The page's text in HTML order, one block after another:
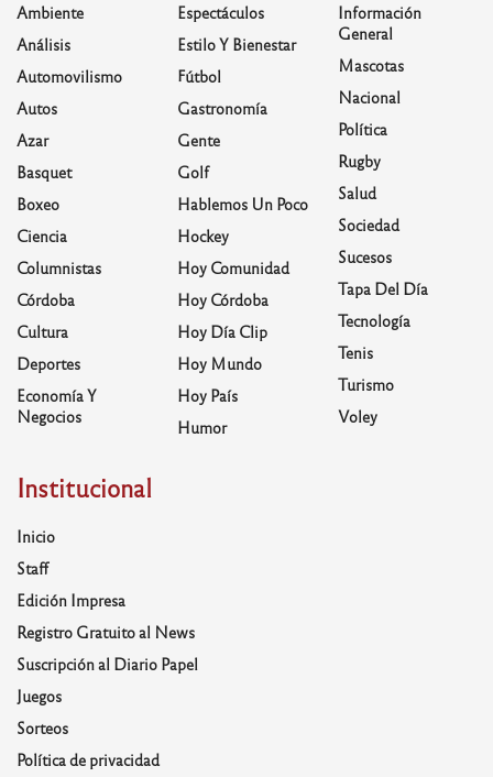
Ambiente
Análisis
Automovilismo
Autos
Azar
Basquet
Boxeo
Ciencia
Columnistas
Córdoba
Cultura
Deportes
Economía Y
Negocios
Espectáculos
Estilo Y Bienestar
Fútbol
Gastronomía
Gente
Golf
Hablemos Un Poco
Hockey
Hoy Comunidad
Hoy Córdoba
Hoy Día Clip
Hoy Mundo
Hoy País
Humor
Información
General
Mascotas
Nacional
Política
Rugby
Salud
Sociedad
Sucesos
Tapa Del Día
Tecnología
Tenis
Turismo
Voley
Institucional
Inicio
Staff
Edición Impresa
Registro Gratuito al News
Suscripción al Diario Papel
Juegos
Sorteos
Política de privacidad